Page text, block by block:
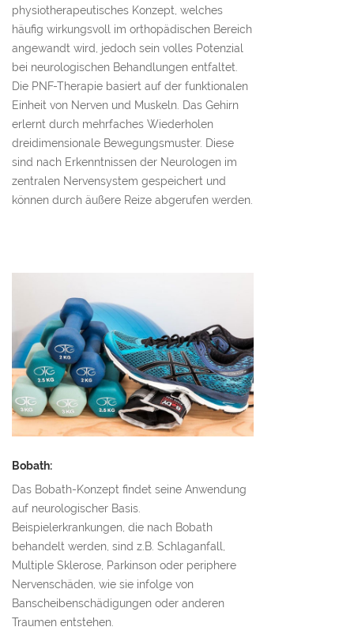
physiotherapeutisches Konzept, welches
häufig wirkungsvoll im orthopädischen Bereich
angewandt wird, jedoch sein volles Potenzial
bei neurologischen Behandlungen entfaltet.
Die PNF-Therapie basiert auf der funktionalen
Einheit von Nerven und Muskeln. Das Gehirn
erlernt durch mehrfaches Wiederholen
dreidimensionale Bewegungsmuster. Diese
sind nach Erkenntnissen der Neurologen im
zentralen Nervensystem gespeichert und
können durch äußere Reize abgerufen werden.
Bobath:
Das Bobath-Konzept findet seine Anwendung
auf neurologischer Basis.
Beispielerkrankungen, die nach Bobath
behandelt werden, sind z.B. Schlaganfall,
Multiple Sklerose, Parkinson oder periphere
Nervenschäden, wie sie infolge von
Banscheibenschädigungen oder anderen
Traumen entstehen.